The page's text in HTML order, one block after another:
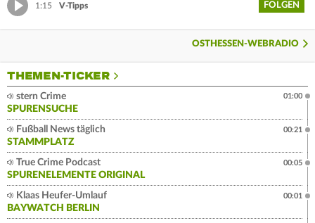
1:15 V-Tipps FOLGEN
OSTHESSEN-WEBRADIO
THEMEN-TICKER
stern Crime
SPURENSUCHE
01:00
Fußball News täglich
STAMMPLATZ
00:21
True Crime Podcast
SPURENELEMENTE ORIGINAL
00:05
Klaas Heufer-Umlauf
BAYWATCH BERLIN
00:01